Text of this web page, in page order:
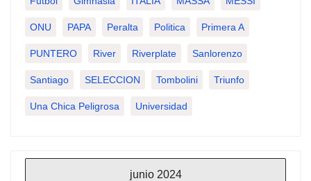
ONU PAPA Peralta Politica Primera A
PUNTERO River Riverplate Sanlorenzo
Santiago SELECCION Tombolini Triunfo
Una Chica Peligrosa Universidad
junio 2024